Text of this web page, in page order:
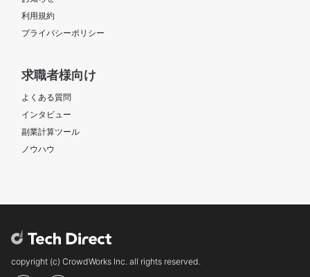
利用規約
プライバシーポリシー
求職者様向け
よくある質問
インタビュー
副業計算ツール
ノウハウ
copyright (c) CrowdWorks Inc. all rights reserved.